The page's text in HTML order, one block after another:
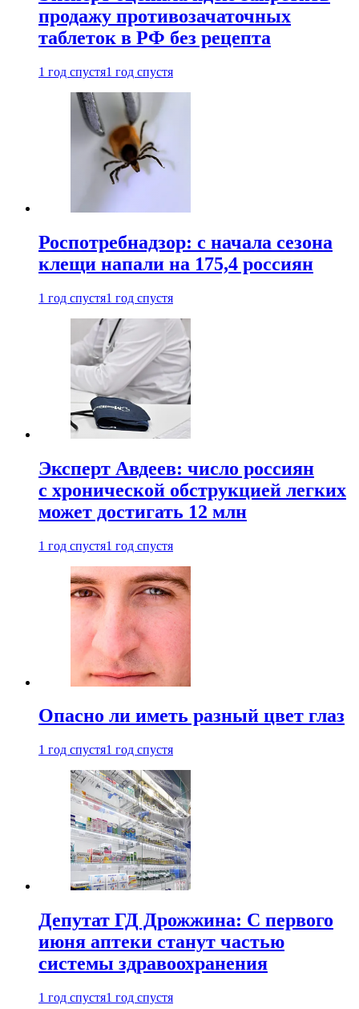
продажу противозачаточных
таблеток в РФ без рецепта
1 год спустя1 год спустя
Роспотребнадзор: с начала сезона
клещи напали на 175,4 россиян
1 год спустя1 год спустя
Эксперт Авдеев: число россиян
с хронической обструкцией легких
может достигать 12 млн
1 год спустя1 год спустя
Опасно ли иметь разный цвет глаз
1 год спустя1 год спустя
Депутат ГД Дрожжина: С первого
июня аптеки станут частью
системы здравоохранения
1 год спустя1 год спустя